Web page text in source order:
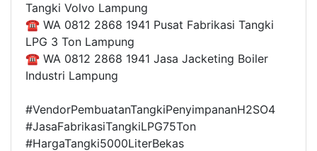
Tangki Volvo Lampung
☎ WA 0812 2868 1941 Pusat Fabrikasi Tangki
LPG 3 Ton Lampung
☎ WA 0812 2868 1941 Jasa Jacketing Boiler
Industri Lampung
#VendorPembuatanTangkiPenyimpananH2SO4
#JasaFabrikasiTangkiLPG75Ton
#HargaTangki5000LiterBekas